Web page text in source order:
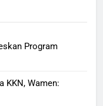
Program
KKN, Wamen: